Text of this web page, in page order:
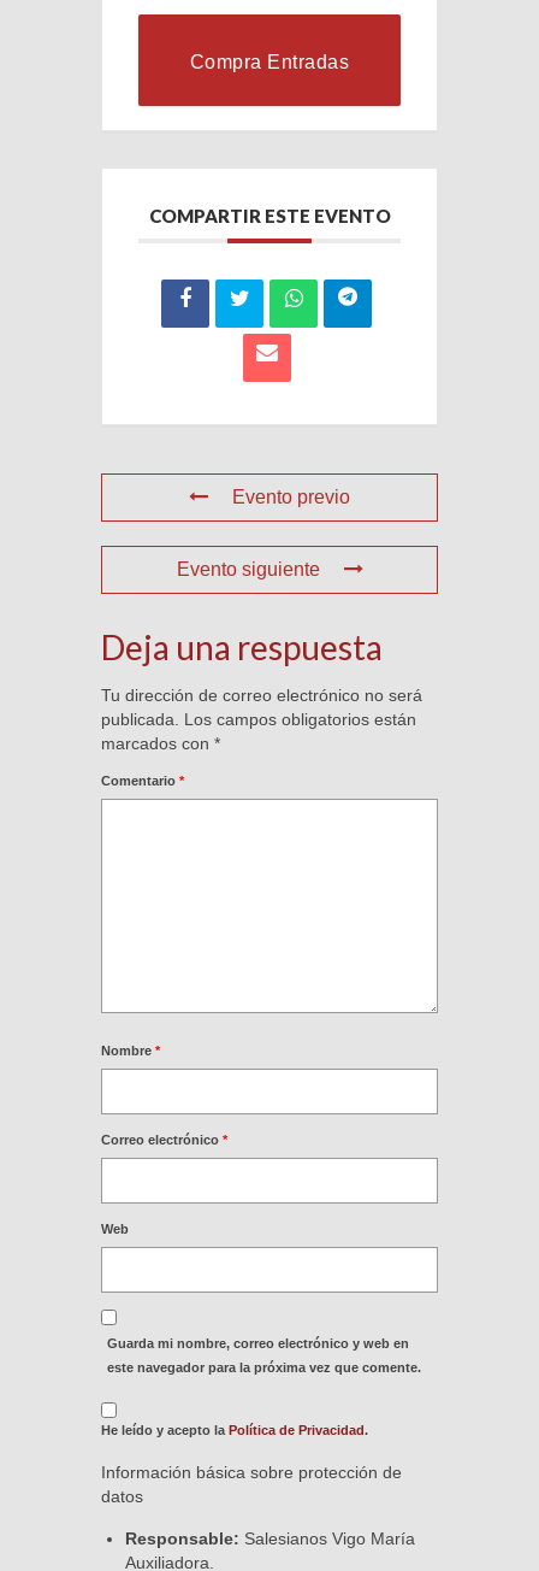
Compra Entradas
COMPARTIR ESTE EVENTO
Evento previo
Evento siguiente
Deja una respuesta
Tu dirección de correo electrónico no será
publicada.
Los campos obligatorios están
marcados con *
Comentario *
Nombre *
Correo electrónico *
Web
Guarda mi nombre, correo electrónico y web en
este navegador para la próxima vez que comente.
He leído y acepto la Política de Privacidad.
Información básica sobre protección de
datos
Responsable: Salesianos Vigo María
Auxiliadora.